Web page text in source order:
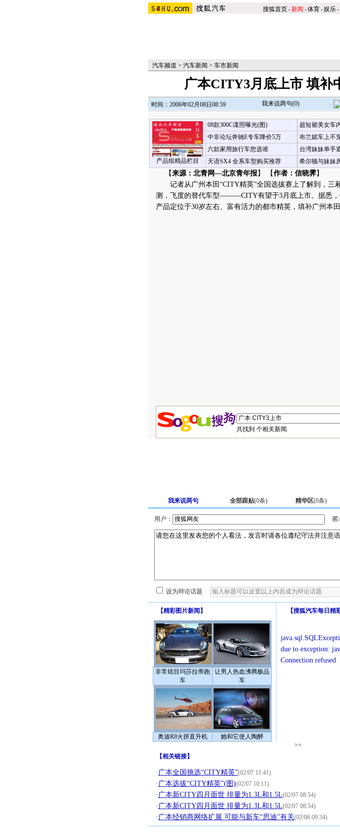
搜狐首页-新闻 -体育-娱乐-
汽车频道 > 汽车新闻 > 车市新闻
广本CITY3月底上市 填补
时间：2006年02月08日08:59 我来说两句(0)
产品组精品栏目
08款300C谍照曝光(图)
中非论坛奔驰E专车降价5万
六款家用旅行车您选谁
天语SX4 全系车型购买推荐
超短裙美女车
布兰妮车上不
台湾妹妹单手
希尔顿与妹妹
【来源：北青网—北京青年报】 【作者：信晓霁】
记者从广州本田“CITY精英”全国选拔赛上了解到，三
测，飞度的替代车型———CITY有望于3月底上市。据悉，
产品定位于30岁左右、富有活力的都市精英，填补广州本
共找到 个相关新闻.
我来说两句 全部跟贴(0条) 精华区(0条)
用户： 匿
设为辩论话题
【精彩图片新闻 】
非常炫目玛莎拉蒂跑
车
让男人热血沸腾极品
车
奥迪R8火拼直升机 她和它使人陶醉
【搜狐汽车每日精
due to exception:
Connection refused
>>
【相关链接】
· 广本全国挑选“CITY精英”(02/07 11:41)
· 广本选拔“CITY精英”(图)(02/07 10:11)
· 广本新CITY四月面世 排量为1.3L和1.5L(02/07 08:54)
· 广本新CITY四月面世 排量为1.3L和1.5L(02/07 08:54)
· 广本经销商网络扩展 可能与新车“思迪”有关(02/06 09:34)